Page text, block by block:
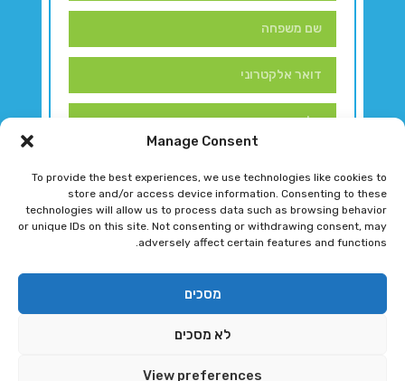
Manage Consent
To provide the best experiences, we use technologies like cookies to
store and/or access device information. Consenting to these
technologies will allow us to process data such as browsing behavior
or unique IDs on this site. Not consenting or withdrawing consent, may
adversely affect certain features and functions.
מסכים
לא מסכים
View preferences